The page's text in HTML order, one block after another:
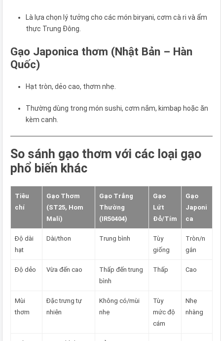
Là lựa chọn lý tưởng cho các món biryani, cơm cà ri và ẩm
thực Trung Đông.
Gạo Japonica thơm (Nhật Bản – Hàn
Quốc)
Hạt tròn, dẻo cao, thơm nhẹ.
Thường dùng trong món sushi, cơm nắm, kimbap hoặc ăn
kèm canh.
So sánh gạo thơm với các loại gạo
phổ biến khác
Tiêu
chí
Gạo Thơm
(ST25, Hom
Mali)
Gạo Trắng
Thường
(IR50404)
Gạo
Lứt
Đỏ/Tím
Gạo
Japoni
ca
Độ dài
hạt
Dài/thon Trung bình
Tùy
giống
Tròn/n
gắn
Độ dẻo Vừa đến cao
Thấp đến trung
bình
Thấp Cao
Mùi
thơm
Đặc trưng tự
nhiên
Không có/mùi
nhẹ
Tùy
mức độ
cám
Nhẹ
nhàng